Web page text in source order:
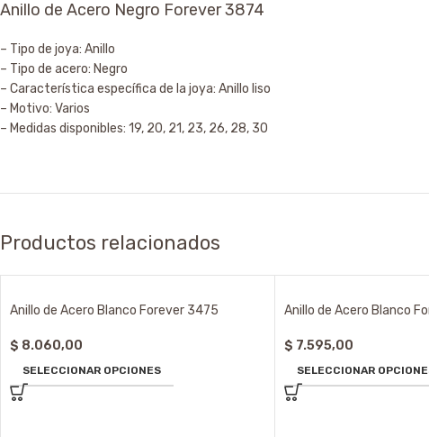
Anillo de Acero Negro Forever 3874
– Tipo de joya: Anillo
– Tipo de acero: Negro
– Característica específica de la joya: Anillo liso
– Motivo: Varios
– Medidas disponibles: 19, 20, 21, 23, 26, 28, 30
Productos relacionados
Anillo de Acero Blanco Forever 3475
$ 8.060,00
SELECCIONAR OPCIONES
Anillo de Acero Blanco
$ 7.595,00
SELECCIONAR